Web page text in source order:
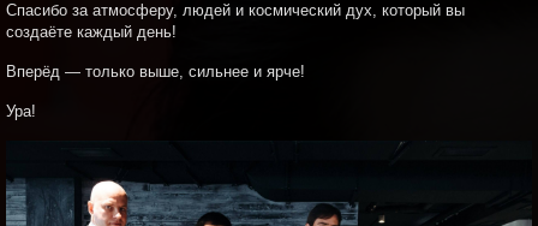
Спасибо за атмосферу, людей и космический дух, который вы
создаёте каждый день!
Вперёд — только выше, сильнее и ярче!
Ура!